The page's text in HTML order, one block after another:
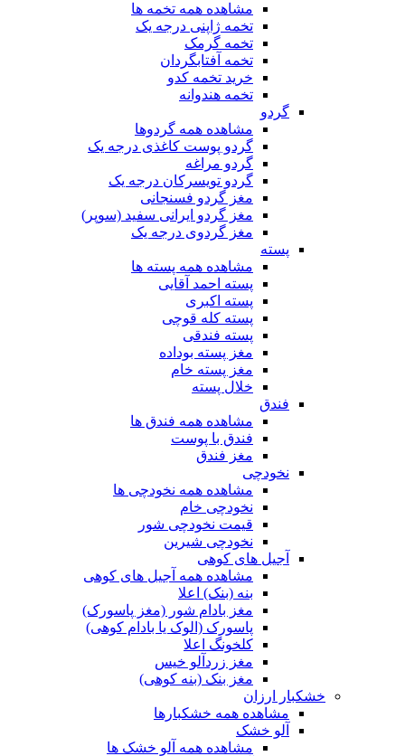
مشاهده همه تخمه ها
تخمه ژاپنی درجه یک
تخمه گرمک
تخمه آفتابگردان
خرید تخمه کدو
تخمه هندوانه
گردو
مشاهده همه گردوها
گردو پوست کاغذی درجه یک
گردو مراغه
گردو تویسرکان درجه یک
مغز گردو فسنجانی
مغز گردو ایرانی سفید (سوپر)
مغز گردوی درجه یک
پسته
مشاهده همه پسته ها
پسته احمد آقایی
پسته اکبری
پسته کله قوچی
پسته فندقی
مغز پسته بوداده
مغز پسته خام
خلال پسته
فندق
مشاهده همه فندق ها
فندق با پوست
مغز فندق
نخودچی
مشاهده همه نخودچی ها
نخودچی خام
قیمت نخودچی شور
نخودچی شیرین
آجیل های کوهی
مشاهده همه آجیل های کوهی
بنه (بنک) اعلا
مغز بادام شور (مغز پاسورک)
پاسورک (الوک یا بادام کوهی)
کلخونگ اعلا
مغز زردآلو خیس
مغز بنک (بنه کوهی)
خشکبار ارزان
مشاهده همه خشکبارها
آلو خشک
مشاهده همه آلو خشک ها